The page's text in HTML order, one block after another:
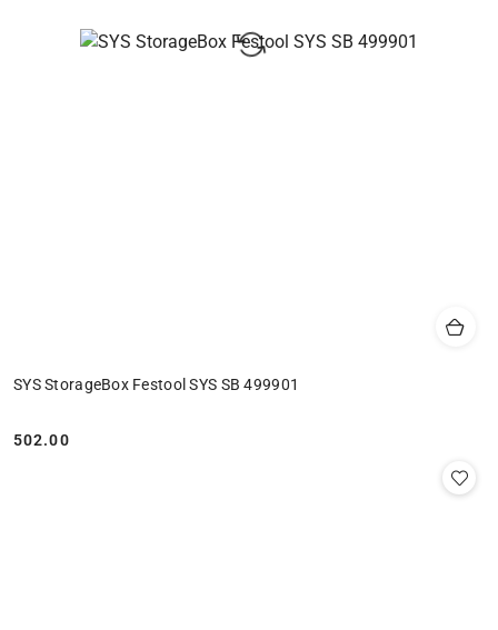
SYS StorageBox Festool SYS SB 499901
Cena:
502.00